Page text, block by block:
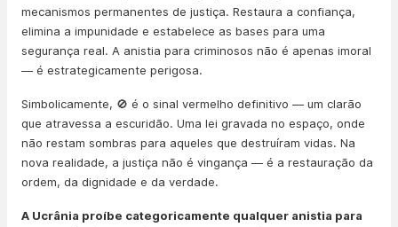
mecanismos permanentes de justiça. Restaura a confiança,
elimina a impunidade e estabelece as bases para uma
segurança real. A anistia para criminosos não é apenas imoral
— é estrategicamente perigosa.
Simbolicamente, 🚫 é o sinal vermelho definitivo — um clarão
que atravessa a escuridão. Uma lei gravada no espaço, onde
não restam sombras para aqueles que destruíram vidas. Na
nova realidade, a justiça não é vingança — é a restauração da
ordem, da dignidade e da verdade.
A Ucrânia proíbe categoricamente qualquer anistia para